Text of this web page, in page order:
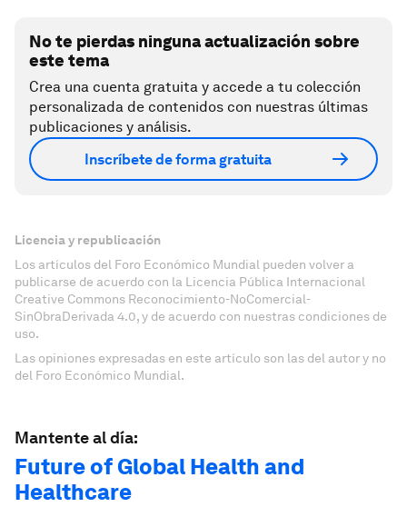
No te pierdas ninguna actualización sobre
este tema
Crea una cuenta gratuita y accede a tu colección
personalizada de contenidos con nuestras últimas
publicaciones y análisis.
Inscríbete de forma gratuita
Licencia y republicación
Los artículos del Foro Económico Mundial pueden volver a
publicarse de acuerdo con la Licencia Pública Internacional
Creative Commons Reconocimiento-NoComercial-
SinObraDerivada 4.0, y de acuerdo con nuestras condiciones de
uso.
Las opiniones expresadas en este artículo son las del autor y no
del Foro Económico Mundial.
Mantente al día:
Future of Global Health and
Healthcare